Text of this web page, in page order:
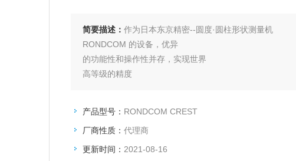
简要描述： 作为日本东京精密--圆度·圆柱形状测量机
RONDCOM 的设备，优异
的功能性和操作性并存，实现世界
高等级的精度
产品型号： RONDCOM CREST
厂商性质： 代理商
更新时间： 2021-08-16